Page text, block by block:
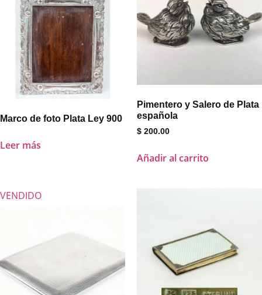
Marco de foto Plata Ley 900
Leer más
Pimentero y Salero de Plata
española
$ 200.00
Añadir al carrito
VENDIDO